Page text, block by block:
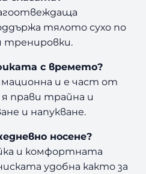
тялото сухо по
тренировки.
с времето?
и е част от
прави трайна и
и напукване.
носене?
и комфортната
удобна както за